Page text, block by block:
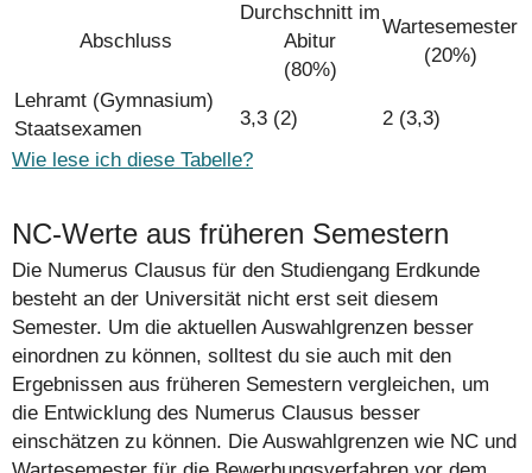
Abschluss
Durchschnitt im
Abitur
(80%)
Wartesemester
(20%)
Lehramt (Gymnasium)
Staatsexamen
3,3 (2)
2 (3,3)
Wie lese ich diese Tabelle?
NC-Werte aus früheren Semestern
Die Numerus Clausus für den Studiengang Erdkunde
besteht an der Universität nicht erst seit diesem
Semester. Um die aktuellen Auswahlgrenzen besser
einordnen zu können, solltest du sie auch mit den
Ergebnissen aus früheren Semestern vergleichen, um
die Entwicklung des Numerus Clausus besser
einschätzen zu können. Die Auswahlgrenzen wie NC und